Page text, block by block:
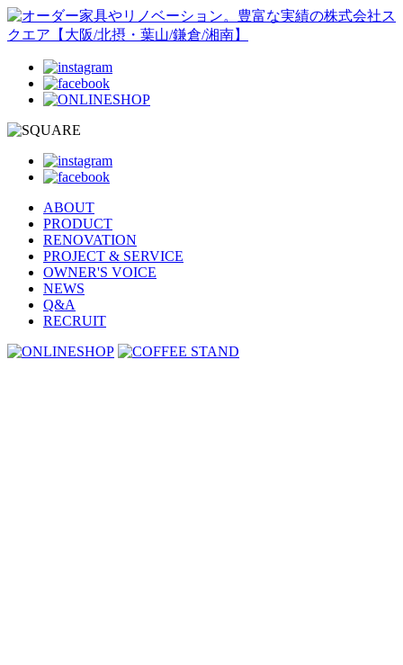
ABOUT
PRODUCT
RENOVATION
PROJECT & SERVICE
OWNER'S VOICE
NEWS
Q&A
RECRUIT